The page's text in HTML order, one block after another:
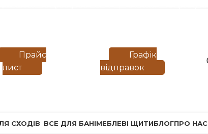
Прайс
лист
Графік
відправок
СХОДІВ ВСЕ ДЛЯ БАНІМЕБЛЕВІ ЩИТИБЛОГПРО НАС